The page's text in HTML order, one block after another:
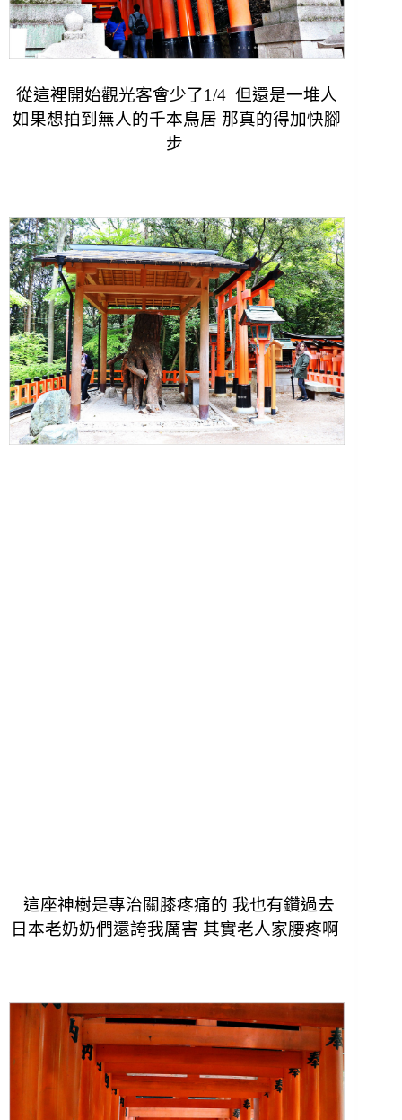
從這裡開始觀光客會少了1/4 但還是一堆人
如果想拍到無人的千本鳥居 那真的得加快腳
步
這座神樹是專治關膝疼痛的 我也有鑽過去
日本老奶奶們還誇我厲害 其實老人家腰疼啊